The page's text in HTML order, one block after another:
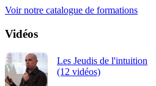
Voir notre catalogue de formations
Vidéos
Les Jeudis de l'intuition
(12 vidéos)